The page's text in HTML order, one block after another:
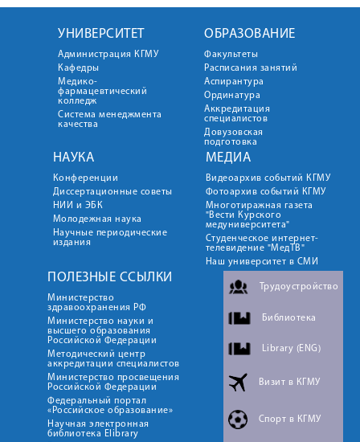
УНИВЕРСИТЕТ
Администрация КГМУ
Кафедры
Медико-
фармацевтический
колледж
Система менеджмента
качества
ОБРАЗОВАНИЕ
Факультеты
Расписания занятий
Аспирантура
Ординатура
Аккредитация
специалистов
Довузовская
подготовка
НАУКА
Конференции
Диссертационные советы
НИИ и ЭБК
Молодежная наука
Научные периодические
издания
МЕДИА
Видеоархив событий КГМУ
Фотоархив событий КГМУ
Многотиражная газета
"Вести Курского
медуниверситета"
Студенческое интернет-
телевидение "МедТВ"
Наш университет в СМИ
ПОЛЕЗНЫЕ ССЫЛКИ
Министерство
здравоохранения РФ
Министерство науки и
высшего образования
Российской Федерации
Методический центр
аккредитации специалистов
Министерство просвещения
Российской Федерации
Федеральный портал
«Российское образование»
Научная электронная
библиотека Elibrary
Трудоустройство
Библиотека
Library (ENG)
Визит в КГМУ
Спорт в КГМУ